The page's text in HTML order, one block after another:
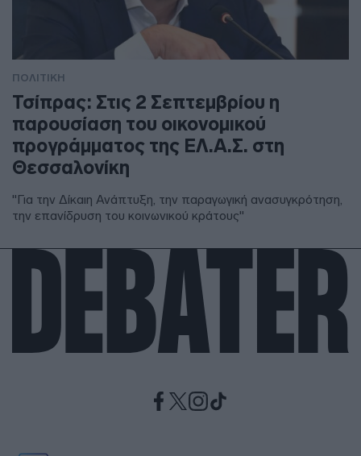
ΠΟΛΙΤΙΚΗ
Τσίπρας: Στις 2 Σεπτεμβρίου η
παρουσίαση του οικονομικού
προγράμματος της ΕΛ.Α.Σ. στη
Θεσσαλονίκη
"Για την Δίκαιη Ανάπτυξη, την παραγωγική ανασυγκρότηση,
την επανίδρυση του κοινωνικού κράτους"